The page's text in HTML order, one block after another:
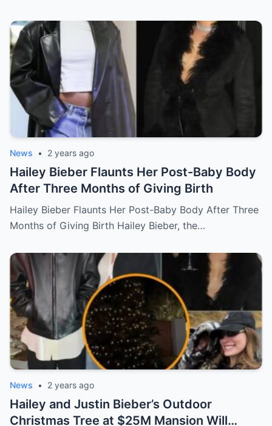
News • 2 years ago
Hailey Bieber Flaunts Her Post-Baby Body
After Three Months of Giving Birth
Hailey Bieber Flaunts Her Post-Baby Body After Three
Months of Giving Birth Hailey Bieber, the…
News • 2 years ago
Hailey and Justin Bieber’s Outdoor
Christmas Tree at $25M Mansion Will